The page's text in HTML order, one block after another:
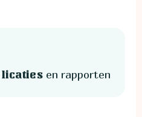
en rapporten